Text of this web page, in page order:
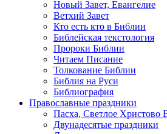
Новый Завет, Евангелие
Ветхий Завет
Кто есть кто в Библии
Библейская текстология
Пророки Библии
Читаем Писание
Толкование Библии
Библия на Руси
Библиография
Православные праздники
Пасха, Светлое Христово
Двунадесятые праздники